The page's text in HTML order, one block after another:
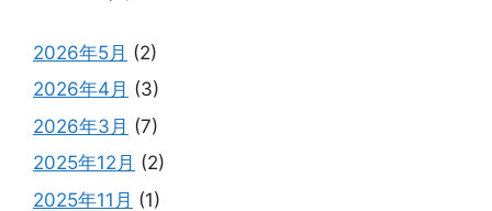
2026年5月 (2)
2026年4月 (3)
2026年3月 (7)
2025年12月 (2)
2025年11月 (1)